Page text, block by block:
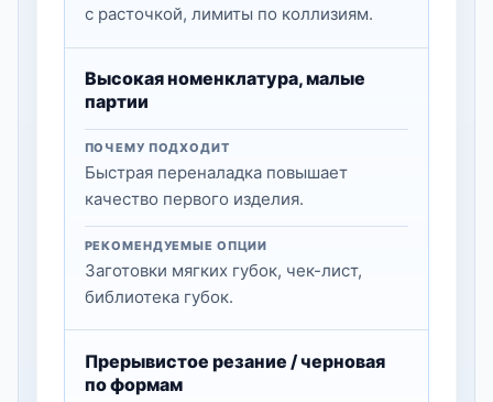
с расточкой, лимиты по коллизиям.
Высокая номенклатура, малые
партии
ПОЧЕМУ ПОДХОДИТ
Быстрая переналадка повышает
качество первого изделия.
РЕКОМЕНДУЕМЫЕ ОПЦИИ
Заготовки мягких губок, чек-лист,
библиотека губок.
Прерывистое резание / черновая
по формам